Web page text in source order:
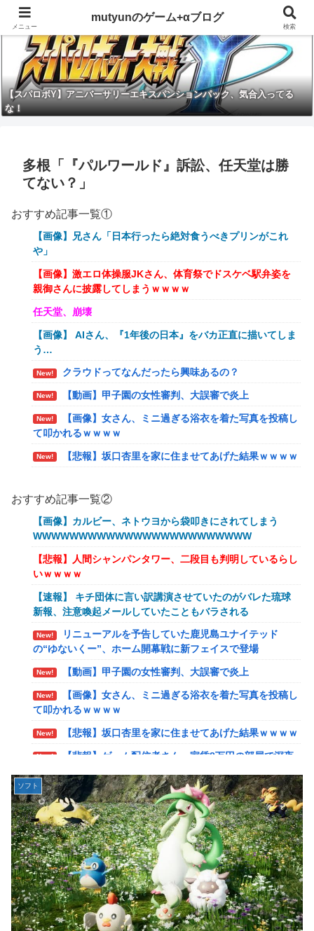
【スパロボY】アニバーサリーエキスパンションパック、気合入ってる
な！
多根「『パルワールド』訴訟、任天堂は勝
てない？」
おすすめ記事一覧①
【画像】兄さん「日本行ったら絶対食うべきプリンがこれ
や」
【画像】激エロ体操服JKさん、体育祭でドスケベ駅弁姿を
親御さんに披露してしまうｗｗｗｗ
任天堂、崩壊
【画像】 AIさん、『1年後の日本』をバカ正直に描いてしま
う…
New! クラウドってなんだったら興味あるの？
New! 【動画】甲子園の女性審判、大誤審で炎上
New!
【画像】女さん、ミニ過ぎる浴衣を着た写真を投稿し
て叩かれるｗｗｗｗ
New! 【悲報】坂口杏里を家に住ませてあげた結果ｗｗｗｗ
ｗｗｗｗｗｗｗｗｗｗ
New! 「FF10の名シーン」←思い浮かべたもの
New! 【ｗ】物凄くカワイイ子猫の取っ組み合い！
New!
【悲報】オーケストラ演奏家「ゲーム音楽をやらない
と儲からなくなった。本当にイライラする😡」
New!
【艦これ】でもイベントのたびに思うんだ 空母機動
部隊ってクソだわ！
New! 【艦これ】ひみつの通り道 他
New! 【艦これ】ナマケモノアガノウサギ 他
New! 【艦これ】競泳水着いんのかよ
New!
日産e-power、無給油で1980km走行しギネス記録を
達成！→山頂から下ってるだけでした…
New!
イーロン・マスク「中国のロボットはデタラメで遠隔
New!
【速報】北海道江別大学生殺人事件、主犯格の川口被
告(19)に無期懲役の判決←これ、妥当だと思う？？？？？？
New!
【悲報】女さん、歩行者を轢いた挙句、道路に倒れて
どえらいことになってしまうw w w w w w w
New!
海外「日本は戦勝国なんだよ」 戦後の日本人の特別
な生き様に各国から称賛の声
New!
【画像】居酒屋さん、6人で長居して会計4939円しか
使わない客にお気持ち表明してしまう←コレどっちが悪いん
や？？？？？？
おすすめ記事一覧②
【画像】カルビー、ネトウヨから袋叩きにされてしまう
WWWWWWWWWWWWWWWWWWWWWWWW
【悲報】人間シャンパンタワー、二段目も判明しているらし
いｗｗｗｗ
【速報】 キチ団体に言い訳講演させていたのがバレた琉球
新報、注意喚起メールしていたこともバラされる
New!
リニューアルを予告していた鹿児島ユナイテッド
の“ゆないくー”、ホーム開幕戦に新フェイスで登場
New! 【動画】甲子園の女性審判、大誤審で炎上
New!
【画像】女さん、ミニ過ぎる浴衣を着た写真を投稿し
て叩かれるｗｗｗｗ
New! 【悲報】坂口杏里を家に住ませてあげた結果ｗｗｗｗ
New!
【悲報】ゲーム配信者さん、家賃8万円の部屋で深夜
New! 【速報】ひろゆき、離婚wwwwww
New!
【放送事故】フジテレビ、女子大生を大量投入して闇
深エロ番組ｗｗｗｗ
New!
【艦これ】でもイベントのたびに思うんだ 空母機動
部隊ってクソだわ！
New! 【艦これ】ひみつの通り道 他
New! 【艦これ】ナマケモノアガノウサギ 他
ソフト
メニュー
mutyunのゲーム+αブログ
検索